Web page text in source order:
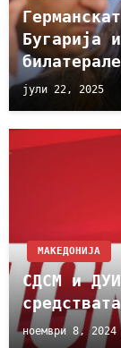
Бугарија
јули 22, 2025
МАКЕДОНИЈА
СДСМ и
средствата
ноември 8, 2024